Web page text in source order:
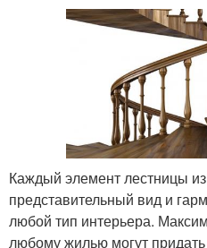
Каждый элемент лестницы
представительный вид и
любой тип интерьера.
любому жилью могут